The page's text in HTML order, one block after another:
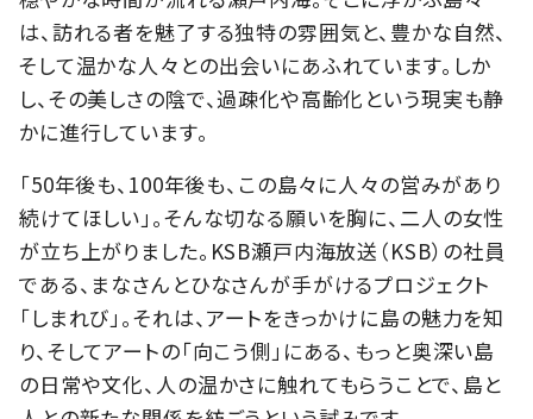
は、訪れる者を魅了する独特の雰囲気と、豊かな自然、
そして温かな人々との出会いにあふれています。しか
し、その美しさの陰で、過疎化や高齢化という現実も静
かに進行しています。
「50年後も、100年後も、この島々に人々の営みがあり
続けてほしい」。そんな切なる願いを胸に、二人の女性
が立ち上がりました。KSB瀬戸内海放送（KSB）の社員
である、まなさんとひなさんが手がけるプロジェクト
「しまれび」。それは、アートをきっかけに島の魅力を知
り、そしてアートの「向こう側」にある、もっと奥深い島
の日常や文化、人の温かさに触れてもらうことで、島と